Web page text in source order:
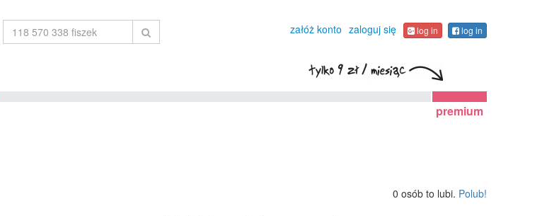
załóż konto zaloguj się log in log in
premium
0 osób to lubi. Polub!